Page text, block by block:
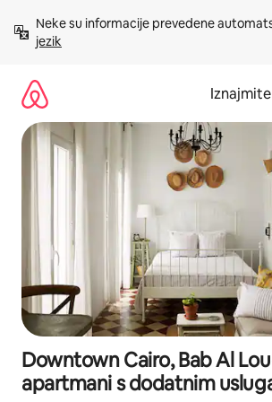
sadržaj
Neke su informacije prevedene
jezik
Downtown Cairo, Bab Al
apartmani s dodatnim